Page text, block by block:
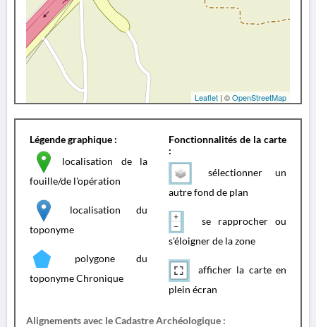
Leaflet | ©OpenStreetMap
Légende graphique :
localisation de la
fouille/de l'opération
localisation du
toponyme
polygone du
toponyme Chronique
Fonctionnalités de la carte
:
sélectionner un
autre fond de plan
se rapprocher ou
s'éloigner de la zone
afficher la carte en
plein écran
Alignements avec le Cadastre Archéologique :